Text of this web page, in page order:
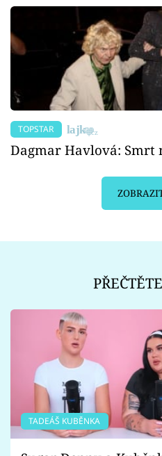
TOPSTAR
Dagmar Havlová:
TADEÁŠ KUBĚNKA